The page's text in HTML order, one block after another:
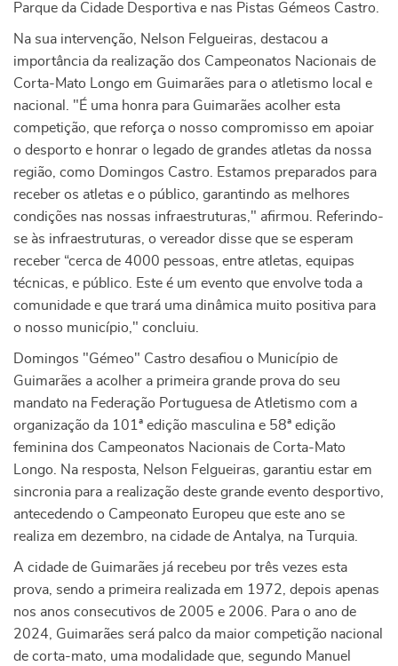
Parque da Cidade Desportiva e nas Pistas Gémeos Castro.
Na sua intervenção, Nelson Felgueiras, destacou a
importância da realização dos Campeonatos Nacionais de
Corta-Mato Longo em Guimarães para o atletismo local e
nacional. "É uma honra para Guimarães acolher esta
competição, que reforça o nosso compromisso em apoiar
o desporto e honrar o legado de grandes atletas da nossa
região, como Domingos Castro. Estamos preparados para
receber os atletas e o público, garantindo as melhores
condições nas nossas infraestruturas," afirmou. Referindo-
se às infraestruturas, o vereador disse que se esperam
receber “cerca de 4000 pessoas, entre atletas, equipas
técnicas, e público. Este é um evento que envolve toda a
comunidade e que trará uma dinâmica muito positiva para
o nosso município," concluiu.
Domingos "Gémeo" Castro desafiou o Município de
Guimarães a acolher a primeira grande prova do seu
mandato na Federação Portuguesa de Atletismo com a
organização da 101ª edição masculina e 58ª edição
feminina dos Campeonatos Nacionais de Corta-Mato
Longo. Na resposta, Nelson Felgueiras, garantiu estar em
sincronia para a realização deste grande evento desportivo,
antecedendo o Campeonato Europeu que este ano se
realiza em dezembro, na cidade de Antalya, na Turquia.
A cidade de Guimarães já recebeu por três vezes esta
prova, sendo a primeira realizada em 1972, depois apenas
nos anos consecutivos de 2005 e 2006. Para o ano de
2024, Guimarães será palco da maior competição nacional
de corta-mato, uma modalidade que, segundo Manuel